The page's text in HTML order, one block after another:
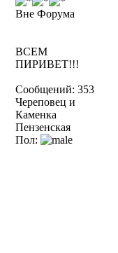
Вне Форума
ВСЕМ
ПИРИВЕТ!!!
Сообщений: 353
Череповец и
Каменка
Пензенская
Пол: